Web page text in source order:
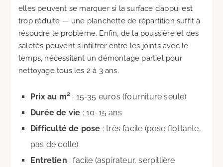
elles peuvent se marquer si la surface d’appui est
trop réduite — une planchette de répartition suffit à
résoudre le problème. Enfin, de la poussière et des
saletés peuvent s’infiltrer entre les joints avec le
temps, nécessitant un démontage partiel pour
nettoyage tous les 2 à 3 ans.
Prix au m² : 15-35 euros (fourniture seule)
Durée de vie : 10-15 ans
Difficulté de pose : très facile (pose flottante,
pas de colle)
Entretien : facile (aspirateur, serpillière